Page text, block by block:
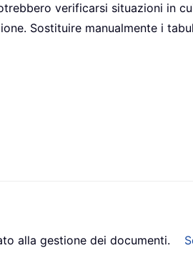
verificarsi situazioni in
Sostituire manualmente i
alla gestione dei documenti.